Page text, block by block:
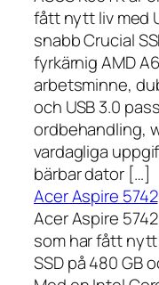
fått nytt liv med
snabb Crucial
fyrkärnig AMD
arbetsminne,
och USB 3.0
ordbehandling,
vardagliga
bärbar dator […]
Acer Aspire 5742
Acer Aspire
som har fått
SSD på 480 GB